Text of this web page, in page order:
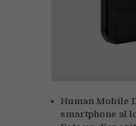
Human Mobile
smartphone al